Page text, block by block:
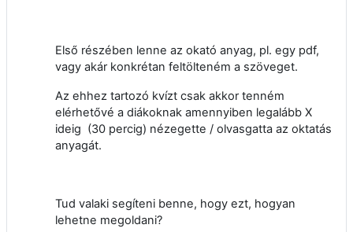
Első részében lenne az okató anyag, pl. egy pdf,
vagy akár konkrétan feltölteném a szöveget.
Az ehhez tartozó kvízt csak akkor tenném
elérhetővé a diákoknak amennyiben legalább X
ideig (30 percig) nézegette / olvasgatta az oktatás
anyagát.
Tud valaki segíteni benne, hogy ezt, hogyan
lehetne megoldani?